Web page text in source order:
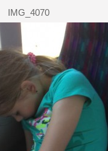
IMG_4070